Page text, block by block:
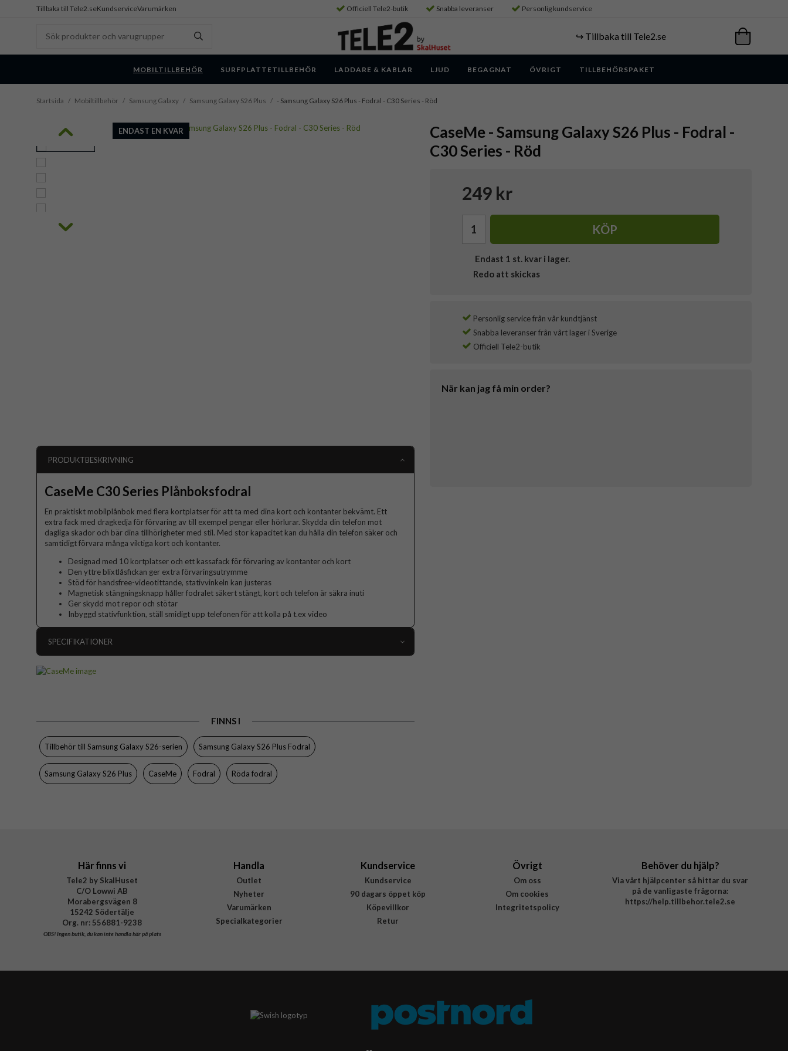
Tillbaka till Tele2.seKundserviceVarumärken Officiell Tele2-butik Snabba leveranser Personlig kundservice
↪️ Tillbaka till Tele2.se
MOBILTILLBEHÖR SURFPLATTETILLBEHÖR LADDARE & KABLAR LJUD BEGAGNAT ÖVRIGT TILLBEHÖRSPAKET
Startsida / Mobiltillbehör / Samsung Galaxy / Samsung Galaxy S26 Plus / - Samsung Galaxy S26 Plus - Fodral - C30 Series - Röd
ENDAST EN KVAR
CaseMe - Samsung Galaxy S26 Plus - Fodral -
C30 Series - Röd
249 kr
KÖP
Endast 1 st. kvar i lager.
Redo att skickas
Personlig service från vår kundtjänst
Snabba leveranser från vårt lager i Sverige
Officiell Tele2-butik
När kan jag få min order?
PRODUKTBESKRIVNING
CaseMe C30 Series Plånboksfodral
En praktiskt mobilplånbok med flera kortplatser för att ta med dina kort och kontanter bekvämt. Ett
extra fack med dragkedja för förvaring av till exempel pengar eller hörlurar. Skydda din telefon mot
dagliga skador och bär dina tillhörigheter med stil. Med stor kapacitet kan du hålla din telefon säker och
samtidigt förvara många viktiga kort och kontanter.
Designad med 10 kortplatser och ett kassafack för förvaring av kontanter och kort
Den yttre blixtlåsfickan ger extra förvaringsutrymme
Stöd för handsfree-videotittande, stativvinkeln kan justeras
Magnetisk stängningsknapp håller fodralet säkert stängt, kort och telefon är säkra inuti
Ger skydd mot repor och stötar
Inbyggd stativfunktion, ställ smidigt upp telefonen för att kolla på t.ex video
SPECIFIKATIONER
Egenskaper
Dragkedja, Handrem, Kortfack, Stativfunktion
Färg
Material
Konstläder, Mjukplast (TPU)
Varumärke
FINNS I
Tillbehör till Samsung Galaxy S26-serien Samsung Galaxy S26 Plus Fodral
Samsung Galaxy S26 Plus CaseMe Fodral Röda fodral
Här finns vi
Tele2 by SkalHuset
C/O Lowwi AB
Morabergsvägen 8
15242 Södertälje
Org. nr: 556881-9238
OBS!Ingen butik, du kan inte handla här på plats
Handla
Outlet
Nyheter
Varumärken
Specialkategorier
Kundservice
Kundservice
90 dagars öppet köp
Köpevillkor
Retur
Övrigt
Om oss
Om cookies
Integritetspolicy
Behöver du hjälp?
Via vårt hjälpcenter så hittar du svar
på de vanligaste frågorna:
https://help.tillbehor.tele2.se